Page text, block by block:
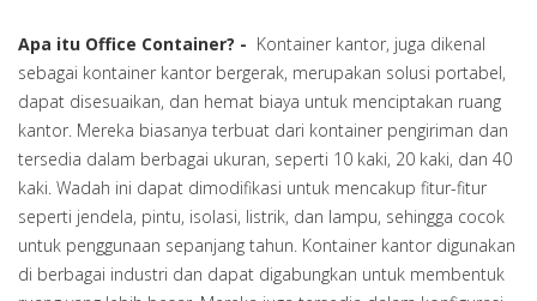
Apa itu Office Container? - Kontainer kantor, juga dikenal
sebagai kontainer kantor bergerak, merupakan solusi portabel,
dapat disesuaikan, dan hemat biaya untuk menciptakan ruang
kantor. Mereka biasanya terbuat dari kontainer pengiriman dan
tersedia dalam berbagai ukuran, seperti 10 kaki, 20 kaki, dan 40
kaki. Wadah ini dapat dimodifikasi untuk mencakup fitur-fitur
seperti jendela, pintu, isolasi, listrik, dan lampu, sehingga cocok
untuk penggunaan sepanjang tahun. Kontainer kantor digunakan
di berbagai industri dan dapat digabungkan untuk membentuk